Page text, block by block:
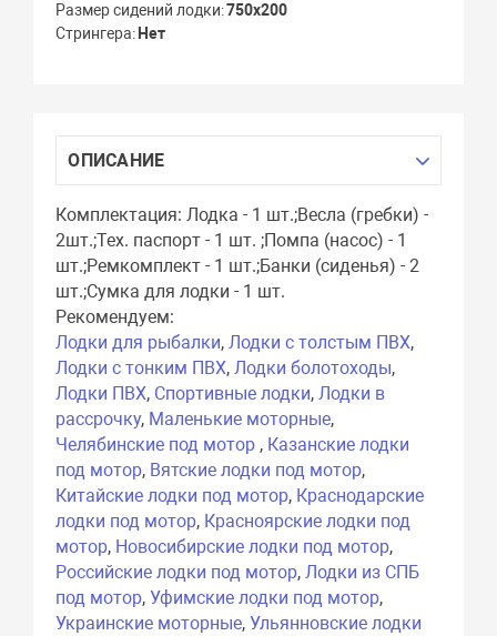
Размер сидений лодки 750х200
Стрингера Нет
ОПИСАНИЕ
Комплектация: Лодка - 1 шт.;Весла (гребки) -
2шт.;Тех. паспорт - 1 шт. ;Помпа (насос) - 1
шт.;Ремкомплект - 1 шт.;Банки (сиденья) - 2
шт.;Сумка для лодки - 1 шт.
Рекомендуем:
Лодки для рыбалки,Лодки с толстым ПВХ,
Лодки с тонким ПВХ,Лодки болотоходы,
Лодки ПВХ, Спортивные лодки,Лодки в
рассрочку, Маленькие моторные,
Челябинские под мотор , Казанские лодки
под мотор, Вятские лодки под мотор,
Китайские лодки под мотор, Краснодарские
лодки под мотор, Красноярские лодки под
мотор, Новосибирские лодки под мотор,
Российские лодки под мотор,Лодки из СПБ
под мотор,Уфимские лодки под мотор,
Украинские моторные,Ульянновские лодки